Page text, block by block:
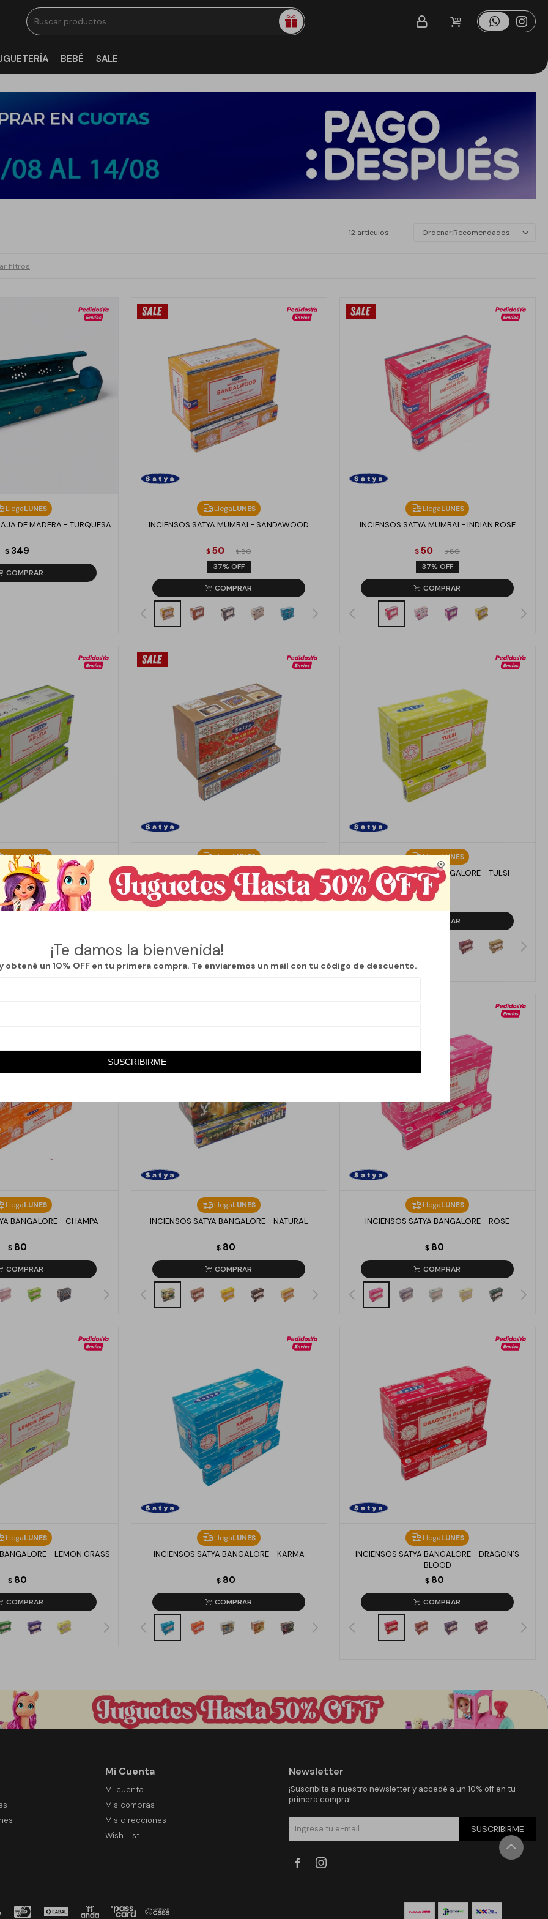

¡Te damos la bienvenida!
un 10% OFF en tu primera compra. Te enviaremos un mail con tu código de descuento.
SUSCRIBIRME
BEBÉ SALE
12 artículos Recomendados
filtros
LlegaLUNES
DE MADERA - TURQUESA
$ 349
LlegaLUNES
INCIENSOS SATYA MUMBAI - SANDAWOOD
$ 50 $ 80
37
LlegaLUNES
INCIENSOS SATYA MUMBAI - INDIAN ROSE
$ 50 $ 80
37
LlegaLUNES
MUMBAI - ARUDA
50 $ 80
LlegaLUNES
INCIENSOS SATYA MUMBAI - SAGAROMA
$50 $ 80
LlegaLUNES
INCIENSOS SATYA BANGALORE - TULSI
$80
LlegaLUNES
BANGALORE - CHAMPA
$ 80
LlegaLUNES
INCIENSOS SATYA BANGALORE - NATURAL
$ 80
LlegaLUNES
INCIENSOS SATYA BANGALORE - ROSE
$ 80
LlegaLUNES
- LEMON GRASS
$ 80
LlegaLUNES
INCIENSOS SATYA BANGALORE - KARMA
$ 80
LlegaLUNES
INCIENSOS SATYA BANGALORE - DRAGON'S
BLOOD
$ 80
Mi Cuenta
Mi cuenta
Mis compras
Mis direcciones
Wish List
Newsletter
¡Suscribite a nuestro newsletter y accedé a un 10% off en tu
primera compra!
SUSCRIBIRME
 